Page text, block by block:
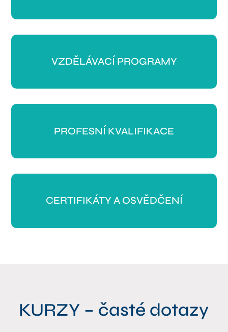
VZDĚLÁVACÍ PROGRAMY
PROFESNÍ KVALIFIKACE
CERTIFIKÁTY A OSVĚDČENÍ
KURZY – časté dotazy